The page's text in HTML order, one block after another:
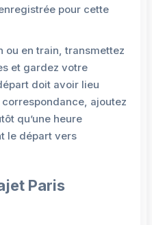
pour cette
ou en train, transmettez
et gardez votre
doit avoir lieu
ajoutez
qu’une heure
le départ vers
Paris